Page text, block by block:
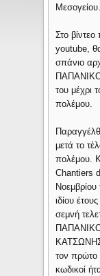
Μεσογείου.
Στο
youtube,
σπάνιο
του μέχρι
πολέμου.
μετά το
πολέμου.
Chantiers
Νοεμβρίου
ιδίου
σεμνή
ΚΑΤΣΩΝΗΣ
τον πρώτο
κωδικοί